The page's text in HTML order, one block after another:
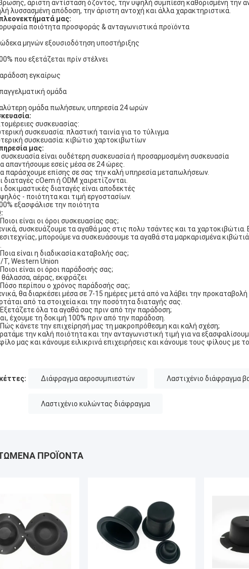
άριστη αντίσταση όζοντος, την υψηλή συμπίεση καθορισμένη την
λυσσασμένη απόδοση, την άριστη αντοχή και άλλα χαρακτηριστικά.
μας:
ποιότητα προσφοράς & ανταγωνιστικά προϊόντα
μηνών εξουσιοδότηση υποστήριξης
που εξετάζεται πρίν στέλνει
εγκαίρως
ομάδα
ομάδα πωλήσεων, υπηρεσία 24 ωρών
συσκευασίας:
συσκευασία: πλαστική ταινία για το τύλιγμα
συσκευασία: κιβώτιο χαρτοκιβωτίων
μας:
συσκευασία είναι ουδέτερη συσκευασία ή προσαρμοσμένη συσκευασία
απαντήσουμε εσείς μέσα σε 24 ώρες.
παράσχουμε επίσης σε σας την καλή υπηρεσία μεταπωλήσεων.
διαταγές cOem ή ODM χαιρετίζονται.
δοκιμαστικές διαταγές είναι αποδεκτές
- ποιότητα και τιμή εργοστασίων.
εξασφάλισε την ποιότητα
είναι οι όροι συσκευασίας σας;
συσκευάζουμε τα αγαθά μας στις πολυ τσάντες και τα
μπορούμε να συσκευάσουμε τα αγαθά στα μαρκαρισμένα
είναι η διαδικασία καταβολής σας;
T, Western Union
είναι οι όροι παράδοσής σας;
αέρας, εκφράζει
περίπου ο χρόνος παράδοσής σας;
θα διαρκέσει μέσα σε 7-15 ημέρες μετά από να λάβει την
από τα στοιχεία και την ποσότητα διαταγής σας.
όλα τα αγαθά σας πριν από την παράδοση;
έχουμε τη δοκιμή 100% πριν από την παράδοση.
κάνετε την επιχείρησή μας τη μακροπρόθεσμη και καλή σχέση;
την καλή ποιότητα και την ανταγωνιστική τιμή για να
μας και κάνουμε ειλικρινά επιχειρήσεις και κάνουμε τους φίλους με
Διάφραγμα αεροσυμπιεστών Λαστιχένιο διάφραγμα
Λαστιχένιο κυλώντας διάφραγμα
ΠΡΟΪΌΝΤΑ